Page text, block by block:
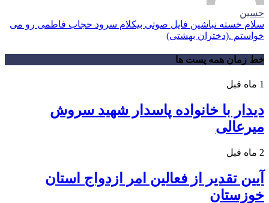
حسین
سلام خسته نباشین فایل صوتی بیکلام سرود حجاب فاطمی رو می
خواستم .(دختران بهشتی)
خط زمان همه پست ها
1 ماه قبل
دیدار با خانواده پاسدار شهید سروش
میرعالی
2 ماه قبل
آیین تقدیر از فعالین امر ازدواج استان
خوزستان